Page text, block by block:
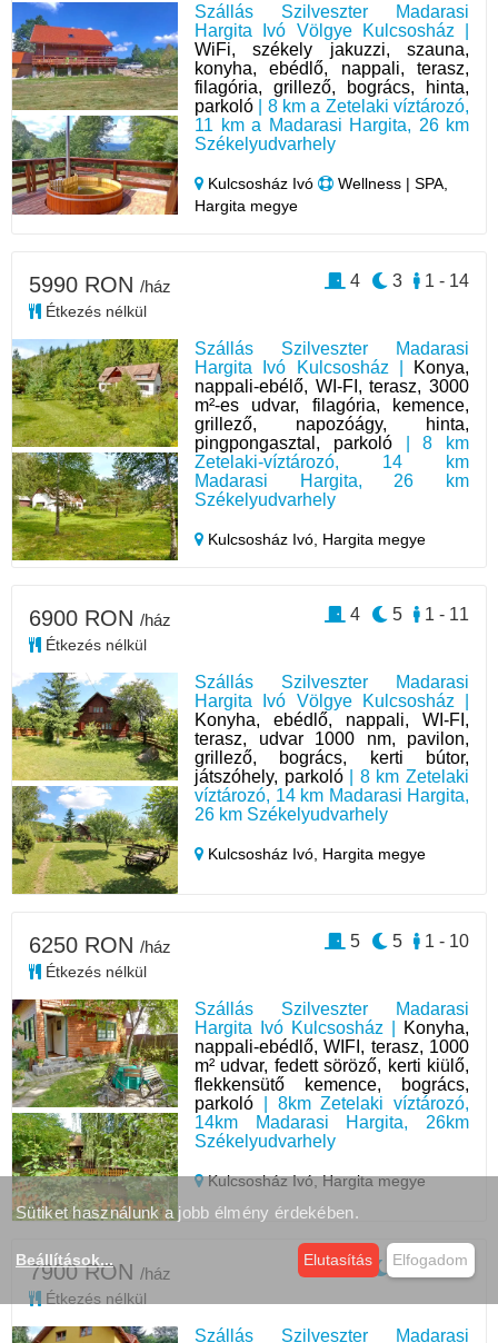
Szállás Szilveszter Madarasi
Hargita Ivó Völgye Kulcsosház |
WiFi, székely jakuzzi, szauna,
konyha, ebédlő, nappali, terasz,
filagória, grillező, bogrács, hinta,
parkoló | 8 km a Zetelaki víztározó,
11 km a Madarasi Hargita, 26 km
Székelyudvarhely
Kulcsosház Ivó
Wellness | SPA,
Hargita megye
Szállás Szilveszter Madarasi
Hargita Ivó Kulcsosház |
Konya,
nappali-ebélő, WI-FI, terasz, 3000
m²-es udvar, filagória, kemence,
grillező, napozóágy, hinta,
pingpongasztal, parkoló| 8 km
Zetelaki-víztározó, 14 km
Madarasi Hargita, 26 km
Székelyudvarhely
Kulcsosház Ivó, Hargita megye
5990 RON /ház
Étkezés nélkül
1 - 14
3
4
Szállás Szilveszter Madarasi
Hargita Ivó Völgye Kulcsosház |
Konyha, ebédlő, nappali, WI-FI,
terasz, udvar 1000 nm, pavilon,
grillező, bogrács, kerti bútor,
játszóhely, parkoló| 8 km Zetelaki
víztározó, 14 km Madarasi Hargita,
26 km Székelyudvarhely
Kulcsosház Ivó, Hargita megye
6900 RON /ház
Étkezés nélkül
1 - 11
5
4
Szállás Szilveszter Madarasi
Hargita Ivó Kulcsosház |
Konyha,
nappali-ebédlő, WIFI, terasz, 1000
m² udvar, fedett söröző, kerti kiülő,
flekkensütő kemence, bogrács,
parkoló | 8km Zetelaki víztározó,
14km Madarasi Hargita, 26km
Székelyudvarhely
Kulcsosház Ivó,Hargita megye
6250 RON /ház
Étkezés nélkül
1 - 10
5
5
Szállás Szilveszter Madarasi
7900 RON /ház
Étkezés nélkül
1 - 13
3
4
Sütiket használunk a jobb élmény érdekében.
Beállítások... Elutasítás Elfogadom